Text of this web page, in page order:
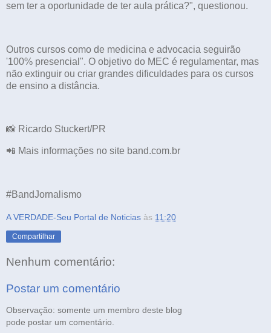
sem ter a oportunidade de ter aula prática?", questionou.
Outros cursos como de medicina e advocacia seguirão
'100% presencial". O objetivo do MEC é regulamentar, mas
não extinguir ou criar grandes dificuldades para os cursos
de ensino a distância.
📸 Ricardo Stuckert/PR
📲 Mais informações no site band.com.br
#BandJornalismo
A VERDADE-Seu Portal de Noticias às 11:20
Compartilhar
Nenhum comentário:
Postar um comentário
Observação: somente um membro deste blog
pode postar um comentário.